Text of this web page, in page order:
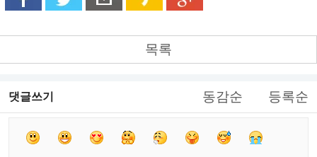
목록
댓글쓰기 동감순 등록순